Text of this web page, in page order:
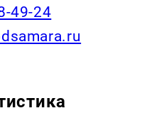
49-24